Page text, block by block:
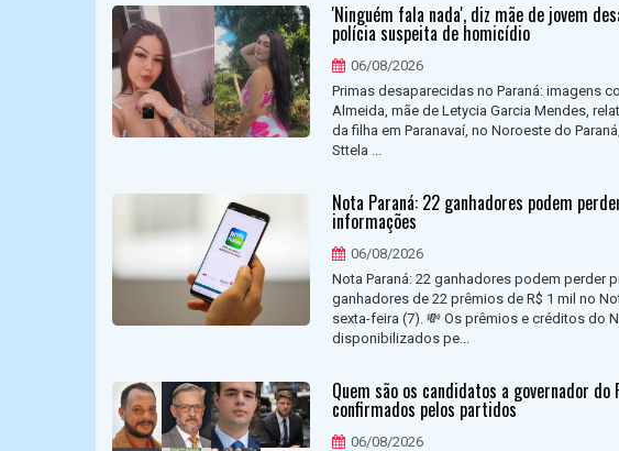
'Ninguém fala nada', diz mãe de jovem
polícia suspeita de homicídio
06/08/2026
Primas desaparecidas no Paraná: imagens
Almeida, mãe de Letycia Garcia Mendes,
da filha em Paranavaí, no Noroeste do
Sttela ...
Nota Paraná: 22 ganhadores podem
informações
06/08/2026
Nota Paraná: 22 ganhadores podem perder
ganhadores de 22 prêmios de R$ 1 mil no
sexta-feira (7). 💸 Os prêmios e créditos do
disponibilizados pe...
Quem são os candidatos a governador
confirmados pelos partidos
06/08/2026